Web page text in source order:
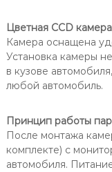
Цветная CCD
Камера оснащена
Установка камеры
в кузове
любой автомобиль.
Принцип работы
После монтажа
комплекте) с
автомобиля.